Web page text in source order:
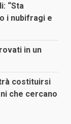
“Sta
i nubifragi e
in un
costituirsi
che cercano